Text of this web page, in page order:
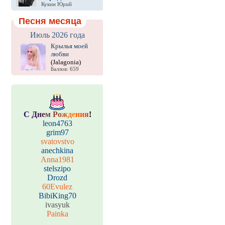
Кукин Юрий
Песня месяца
Июль 2026 года
Крылья моей
любви
(Jalagonia)
Баллов: 659
С Днем Рождения!
leon4763
grim97
svatovstvo
anechkina
Anna1981
stelszipo
Drozd
60Evulez
BibiKing70
ivasyuk
Painka